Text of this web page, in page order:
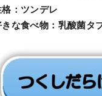
格：ツンデレ
きな食べ物：乳酸菌タ